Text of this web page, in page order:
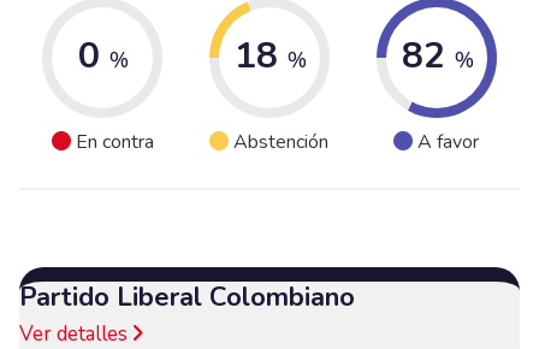
0 %
En contra
18 %
Abstención
82 %
A favor
Partido Liberal Colombiano
Ver detalles